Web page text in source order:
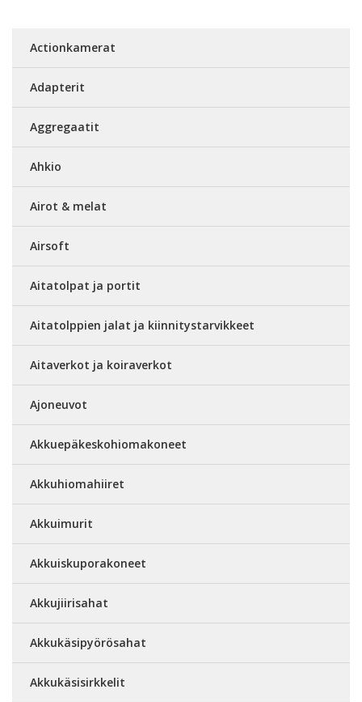
Actionkamerat
Adapterit
Aggregaatit
Ahkio
Airot & melat
Airsoft
Aitatolpat ja portit
Aitatolppien jalat ja kiinnitystarvikkeet
Aitaverkot ja koiraverkot
Ajoneuvot
Akkuepäkeskohiomakoneet
Akkuhiomahiiret
Akkuimurit
Akkuiskuporakoneet
Akkujiirisahat
Akkukäsipyörösahat
Akkukäsisirkkelit